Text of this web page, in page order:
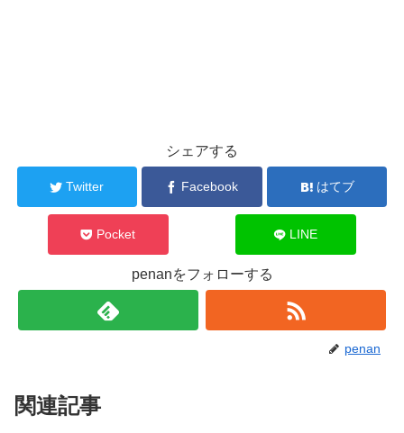
シェアする
Twitter Facebook はてブ
Pocket LINE
penanをフォローする
penan
関連記事